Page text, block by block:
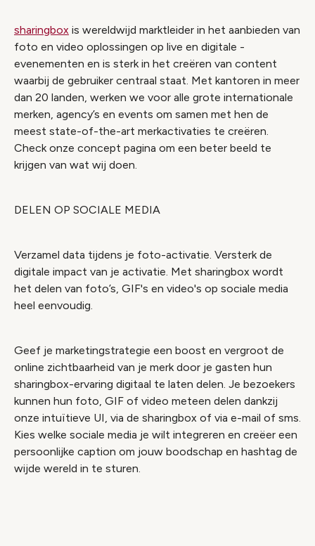
sharingbox is wereldwijd marktleider in het aanbieden van
foto en video oplossingen op live en digitale -
evenementen en is sterk in het creëren van content
waarbij de gebruiker centraal staat. Met kantoren in meer
dan 20 landen, werken we voor alle grote internationale
merken, agency’s en events om samen met hen de
meest state-of-the-art merkactivaties te creëren.
Check onze concept pagina om een beter beeld te
krijgen van wat wij doen.
DELEN OP SOCIALE MEDIA
Verzamel data tijdens je foto-activatie. Versterk de
digitale impact van je activatie. Met sharingbox wordt
het delen van foto’s, GIF's en video's op sociale media
heel eenvoudig.
Geef je marketingstrategie een boost en vergroot de
online zichtbaarheid van je merk door je gasten hun
sharingbox-ervaring digitaal te laten delen. Je bezoekers
kunnen hun foto, GIF of video meteen delen dankzij
onze intuïtieve UI, via de sharingbox of via e-mail of sms.
Kies welke sociale media je wilt integreren en creëer een
persoonlijke caption om jouw boodschap en hashtag de
wijde wereld in te sturen.